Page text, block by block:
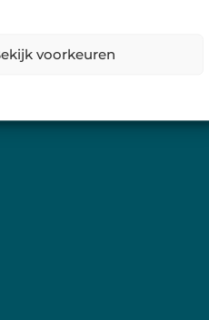
voorkeuren
INSCHRIJVEN